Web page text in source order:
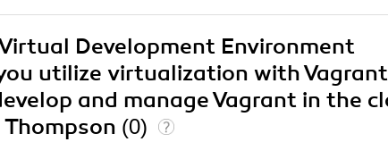
Development Environment
utilize virtualization with Vagrant
and manage Vagrant in the
(0)